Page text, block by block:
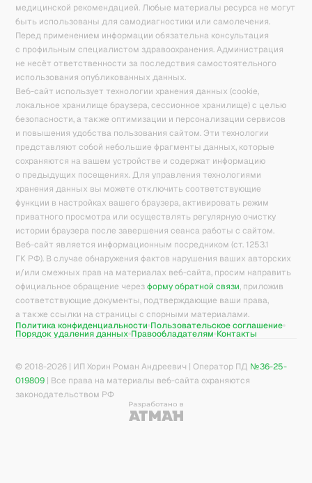
медицинской рекомендацией. Любые материалы ресурса не могут
быть использованы для самодиагностики или самолечения.
Перед применением информации обязательна консультация
с профильным специалистом здравоохранения. Администрация
не несёт ответственности за последствия самостоятельного
использования опубликованных данных.
Веб-сайт использует технологии хранения данных (cookie,
локальное хранилище браузера, сессионное хранилище) с целью
безопасности, а также оптимизации и персонализации сервисов
и повышения удобства пользования сайтом. Эти технологии
представляют собой небольшие фрагменты данных, которые
сохраняются на вашем устройстве и содержат информацию
о предыдущих посещениях. Для управления технологиями
хранения данных вы можете отключить соответствующие
функции в настройках вашего браузера, активировать режим
приватного просмотра или осуществлять регулярную очистку
истории браузера после завершения сеанса работы с сайтом.
Веб-сайт является информационным посредником (ст. 1253.1
ГК РФ). В случае обнаружения фактов нарушения ваших авторских
и/или смежных прав на материалах веб-сайта, просим направить
официальное обращение через форму обратной связи, приложив
соответствующие документы, подтверждающие ваши права,
а также ссылки на страницы с спорными материалами.
Политика конфиденциальности Пользовательское соглашение
Порядок удаления данных Правообладателям Контакты
© 2018-2026 | ИП Хорин Роман Андреевич | Оператор ПД №36-25-
019809 | Все права на материалы веб-сайта охраняются
законодательством РФ